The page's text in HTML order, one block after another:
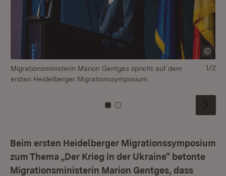
Migrationsministerin Marion Gentges spricht auf dem
ersten Heidelberger Migrationssymposium.
Zu Kachel: 0
Zu Kachel: 1
1/2
Beim ersten Heidelberger Migrationssymposium
zum Thema „Der Krieg in der Ukraine“ betonte
Migrationsministerin Marion Gentges, dass